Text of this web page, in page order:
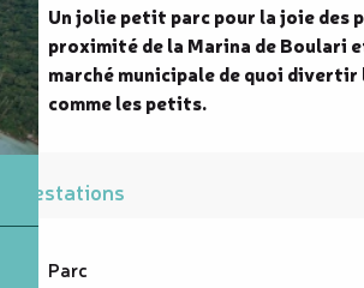
Un jolie petit parc pour la joie des
proximité de la Marina de Boulari
marché municipale de quoi divertir
comme les petits.
Prestations
Parc